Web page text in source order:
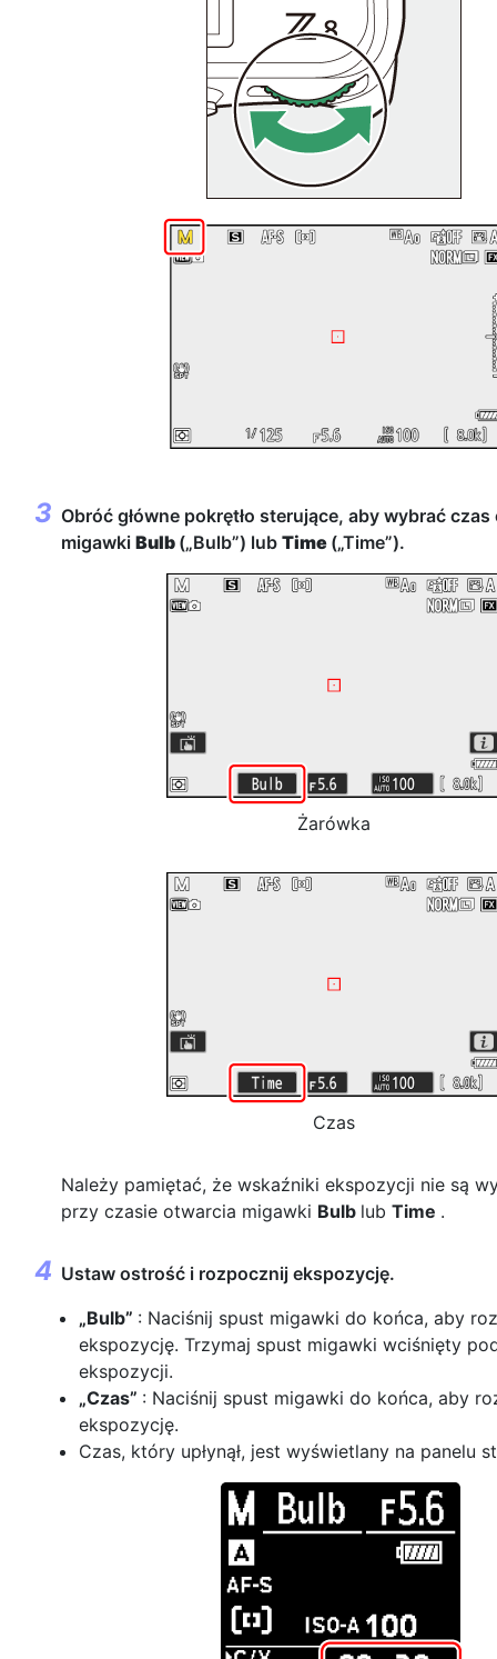
Obróć główne pokrętło sterujące, aby wybrać
migawki Bulb („Bulb”) lub Time („Time”).
Żarówka
Czas
Należy pamiętać, że wskaźniki ekspozycji nie są
przy czasie otwarcia migawki Bulb lub Time .
Ustaw ostrość i rozpocznij ekspozycję.
„Bulb” : Naciśnij spust migawki do końca, aby
ekspozycję. Trzymaj spust migawki wciśnięty
ekspozycji.
„Czas” : Naciśnij spust migawki do końca, aby
ekspozycję.
Czas, który upłynął, jest wyświetlany na panelu